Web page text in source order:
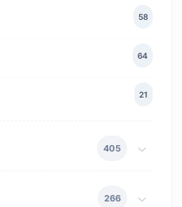
58
64
21
405
266